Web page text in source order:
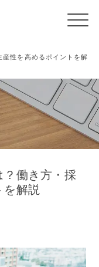
産性を高めるポイントを解
？働き方・採
解説